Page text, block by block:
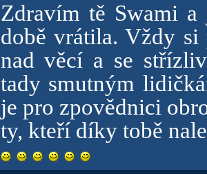
Zdravím tě Swami
době vrátila. Vždy
nad věcí a se
tady smutným
je pro zpovědnici
ty, kteří díky tobě